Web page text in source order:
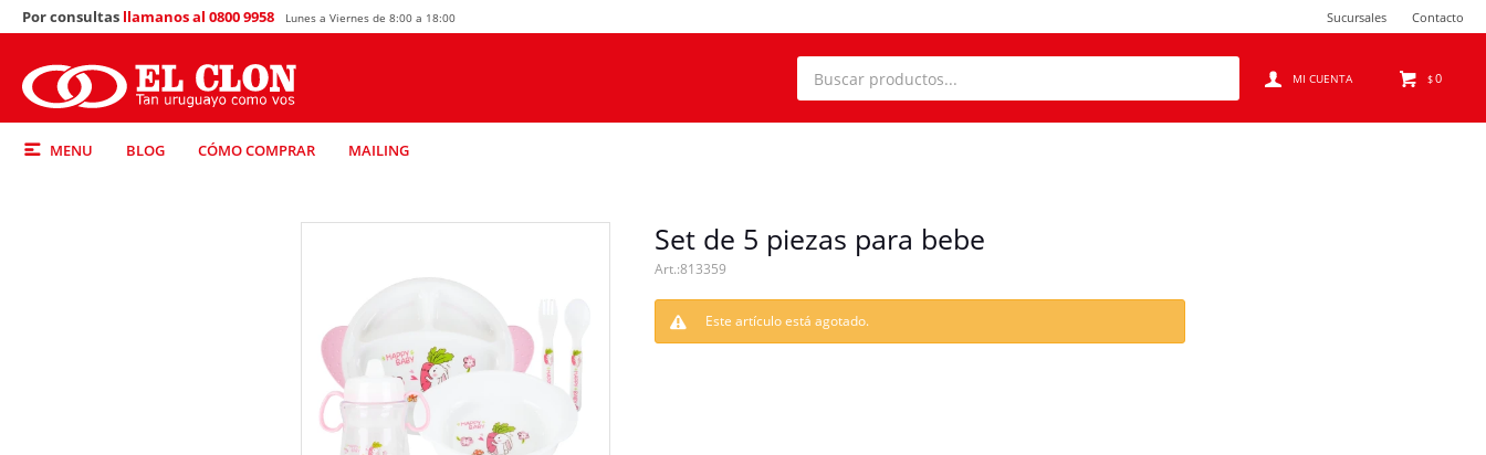
MENU BLOG CÓMO COMPRAR MAILING
$0
Por consultas llamanos al 0800 9958 Lunes a Viernes de 8:00 a 18:00 Sucursales Contacto
Set de 5 piezas para bebe
813359
Este artículo está agotado.